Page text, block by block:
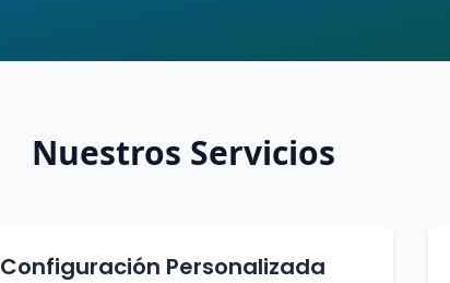
Nuestros Servicios
Configuración Personalizada